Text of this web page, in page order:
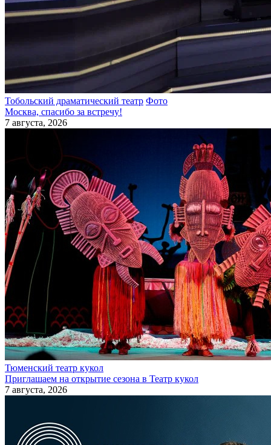
Тобольский драматический театр Фото
Москва, спасибо за встречу!
7 августа, 2026
Тюменский театр кукол
Приглашаем на открытие сезона в Театр кукол
7 августа, 2026